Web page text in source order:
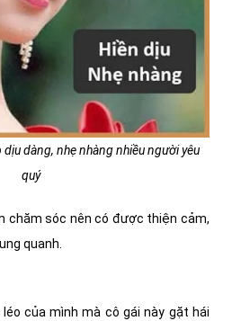
dàng, nhẹ nhàng nhiều người yêu
quý
chăm sóc nên có được thiện cảm,
quanh.
của mình mà cô gái này gặt hái